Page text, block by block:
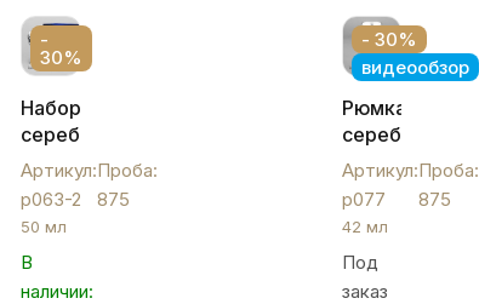
-
30%
Набор
серебряных
рюмок
"Восход",
р063-
2
Артикул:
р063-2
Проба:
875
50 мл
В
наличии:
- 30%
видеообзор
Рюмка
серебряная
«Глянец»,
р077
Артикул:
р077
Проба:
875
42 мл
Под
заказ